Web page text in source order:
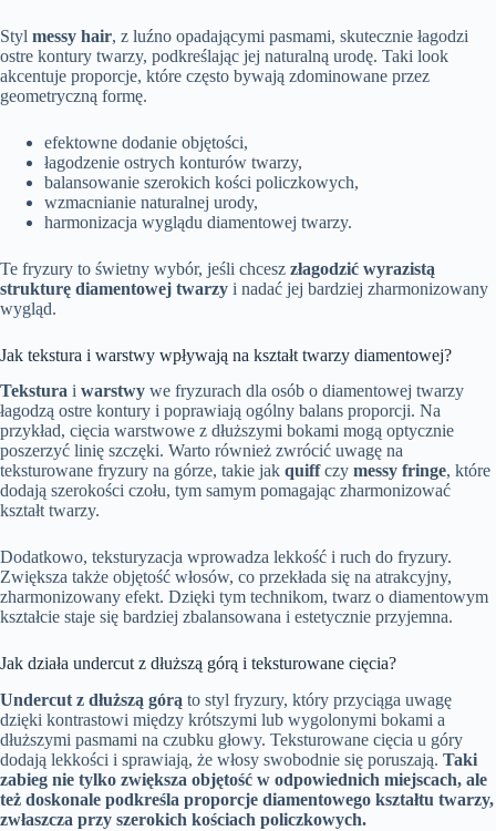
Styl messy hair, z luźno opadającymi pasmami, skutecznie łagodzi
ostre kontury twarzy, podkreślając jej naturalną urodę. Taki look
akcentuje proporcje, które często bywają zdominowane przez
geometryczną formę.
efektowne dodanie objętości,
łagodzenie ostrych konturów twarzy,
balansowanie szerokich kości policzkowych,
wzmacnianie naturalnej urody,
harmonizacja wyglądu diamentowej twarzy.
Te fryzury to świetny wybór, jeśli chcesz złagodzić wyrazistą
strukturę diamentowej twarzy i nadać jej bardziej zharmonizowany
wygląd.
Jak tekstura i warstwy wpływają na kształt twarzy diamentowej?
Tekstura i warstwy we fryzurach dla osób o diamentowej twarzy
łagodzą ostre kontury i poprawiają ogólny balans proporcji. Na
przykład, cięcia warstwowe z dłuższymi bokami mogą optycznie
poszerzyć linię szczęki. Warto również zwrócić uwagę na
teksturowane fryzury na górze, takie jak quiffczy messy fringe, które
dodają szerokości czołu, tym samym pomagając zharmonizować
kształt twarzy.
Dodatkowo, teksturyzacja wprowadza lekkość i ruch do fryzury.
Zwiększa także objętość włosów, co przekłada się na atrakcyjny,
zharmonizowany efekt. Dzięki tym technikom, twarz o diamentowym
kształcie staje się bardziej zbalansowana i estetycznie przyjemna.
Jak działa undercut z dłuższą górą i teksturowane cięcia?
Undercut z dłuższą górą to styl fryzury, który przyciąga uwagę
dzięki kontrastowi między krótszymi lub wygolonymi bokami a
dłuższymi pasmami na czubku głowy. Teksturowane cięcia u góry
dodają lekkości i sprawiają, że włosy swobodnie się poruszają. Taki
zabieg nie tylko zwiększa objętość w odpowiednich miejscach, ale
też doskonale podkreśla proporcje diamentowego kształtu twarzy,
zwłaszcza przy szerokich kościach policzkowych.